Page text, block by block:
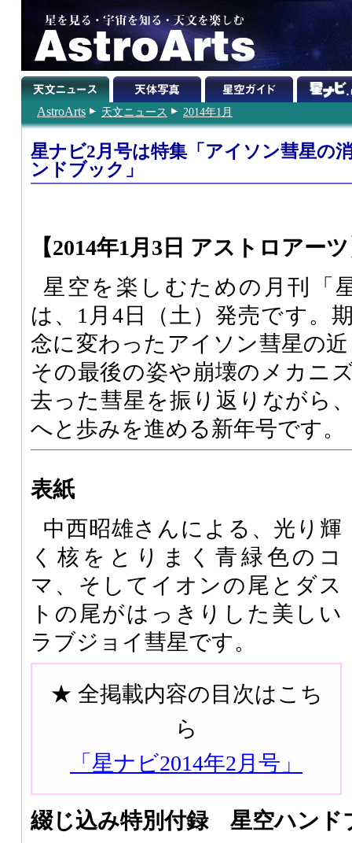
AstroArts 天文ニュース 2014年1月
星ナビ2月号は特集「アイソン彗星の
ンドブック」
【2014年1月3日 アストロアー
星空を楽しむための月刊「
は、1月4日（土）発売です。
念に変わったアイソン彗星の
その最後の姿や崩壊のメカニ
去った彗星を振り返りながら
へと歩みを進める新年号です。
表紙
中西昭雄さんによる、光り輝
く核をとりまく青緑色のコ
マ、そしてイオンの尾とダス
トの尾がはっきりした美しい
ラブジョイ彗星です。
★ 全掲載内容の目次はこち
ら
「星ナビ2014年2月号」
綴じ込み特別付録 星空ハンド